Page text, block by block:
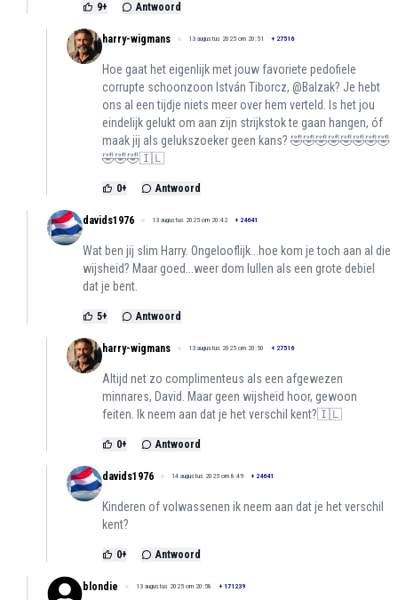
9+ Antwoord
harry-wigmans 13 augustus 2025 om 20:51 + 27516
Hoe gaat het eigenlijk met jouw favoriete pedofiele
corrupte schoonzoon István Tiborcz, @Balzak? Je hebt
ons al een tijdje niets meer over hem verteld. Is het jou
eindelijk gelukt om aan zijn strijkstok te gaan hangen, óf
maak jij als gelukszoeker geen kans? 🤣🤣🤣🤣🤣🤣🤣🤣
🤣🤣🤣🇮🇱
0+ Antwoord
davids1976 13 augustus 2025 om 20:42 + 24641
Wat ben jij slim Harry. Ongelooflijk...hoe kom je toch aan al die
wijsheid? Maar goed...weer dom lullen als een grote debiel
dat je bent.
5+ Antwoord
harry-wigmans 13 augustus 2025 om 20:50 + 27516
Altijd net zo complimenteus als een afgewezen
minnares, David. Maar geen wijsheid hoor, gewoon
feiten. Ik neem aan dat je het verschil kent?🇮🇱
0+ Antwoord
davids1976 14 augustus 2025 om 8:49 + 24641
Kinderen of volwassenen ik neem aan dat je het verschil
kent?
0+ Antwoord
blondie 13 augustus 2025 om 20:58 + 171239